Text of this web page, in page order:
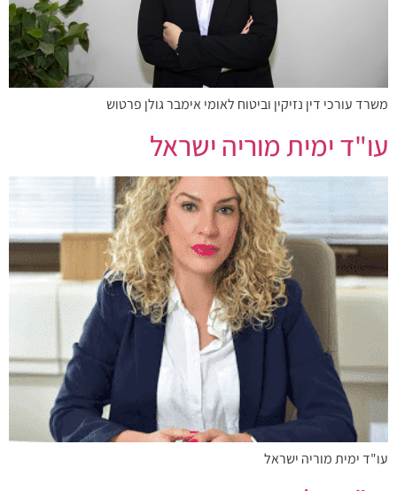
משרד עורכי דין נזיקין וביטוח לאומי אימבר גולן פרטוש
עו"ד ימית מוריה ישראל
עו"ד ימית מוריה ישראל